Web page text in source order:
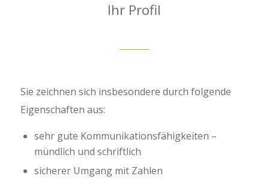
Ihr Profil
Sie zeichnen sich insbesondere durch folgende
Eigenschaften aus:
sehr gute Kommunikationsfähigkeiten –
mündlich und schriftlich
sicherer Umgang mit Zahlen